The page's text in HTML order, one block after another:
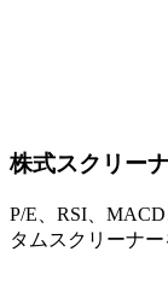
株式スクリー
P/E、RSI、
タムスクリーナ